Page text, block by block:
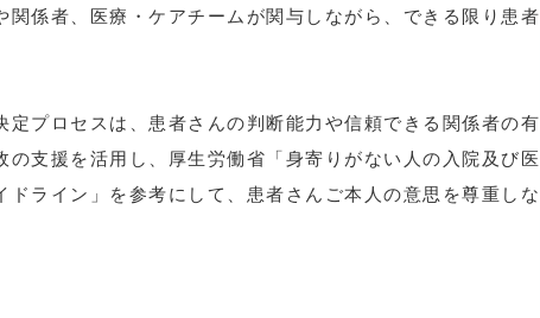
係者、医療・ケアチームが関与しながら、できる限り患者
プロセスは、患者さんの判断能力や信頼できる関係者の有
支援を活用し、厚生労働省「身寄りがない人の入院及び医
ライン」を参考にして、患者さんご本人の意思を尊重しな